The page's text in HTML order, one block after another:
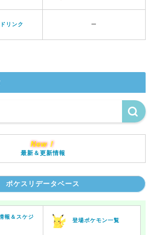
リンク ー
New！
最新＆更新情報
ポケスリデータベース
報＆スケジ
登場ポケモン一覧